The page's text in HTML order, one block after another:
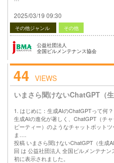
2025/03/19 09:30
その他ジャンル その他
公益社団法人
全国ビルメンテナンス協会
44 VIEWS
いまさら聞けないChatGPT（
1. はじめに：生成AIのChatGPTって何？
生成AIの進化が著しく、ChatGPT（チ
ピーティー）のようなチャットボットツ
ま….
投稿 いまさら聞けないChatGPT（生成
回 は 公益社団法人 全国ビルメンテナン
初に表示されました。